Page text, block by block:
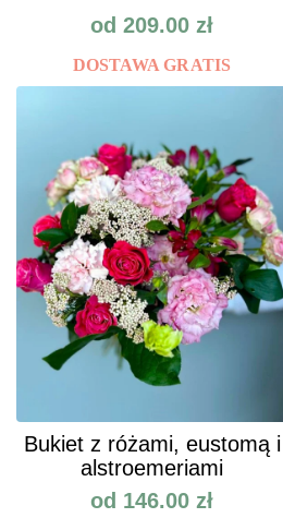
od 209.00 zł
DOSTAWA GRATIS
Bukiet z różami, eustomą i
alstroemeriami
od 146.00 zł